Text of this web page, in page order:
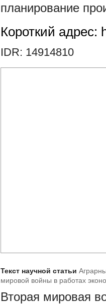
планирование
Короткий адрес:
IDR: 14914810
Текст научной статьи
мировой войны в работах
Вторая мировая